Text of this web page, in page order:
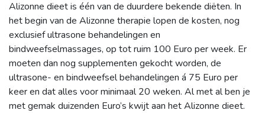
Alizonne dieet is één van de duurdere bekende diëten. In
het begin van de Alizonne therapie lopen de kosten, nog
exclusief ultrasone behandelingen en
bindweefselmassages, op tot ruim 100 Euro per week. Er
moeten dan nog supplementen gekocht worden, de
ultrasone- en bindweefsel behandelingen á 75 Euro per
keer en dat alles voor minimaal 20 weken. Al met al ben je
met gemak duizenden Euro’s kwijt aan het Alizonne dieet.